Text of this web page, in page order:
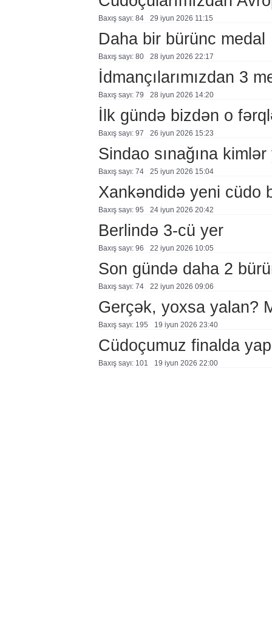
Baxış sayı: 84 29 i̇yun 2026 11:15
Daha bir bürünc medal
Baxış sayı: 80 28 i̇yun 2026 22:17
İdmançılarımızdan 3
Baxış sayı: 79 28 i̇yun 2026 14:20
İlk gündə bizdən o
Baxış sayı: 97 26 i̇yun 2026 15:23
Sindao sınağına kimlər
Baxış sayı: 74 25 i̇yun 2026 15:04
Xankəndidə yeni cüdo
Baxış sayı: 95 24 i̇yun 2026 20:42
Berlində 3-cü yer
Baxış sayı: 96 22 i̇yun 2026 10:05
Son gündə daha 2
Baxış sayı: 74 22 i̇yun 2026 09:06
Gerçək, yoxsa yalan?
Baxış sayı: 195 19 i̇yun 2026 23:40
Cüdoçumuz finalda
Baxış sayı: 101 19 i̇yun 2026 22:00